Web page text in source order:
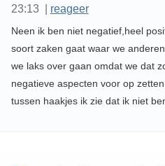
23:13 | reageer
Neen ik ben niet negatief,heel
soort zaken gaat waar we
we laks over gaan omdat we dat
negatieve aspecten voor op
tussen haakjes ik zie dat ik niet